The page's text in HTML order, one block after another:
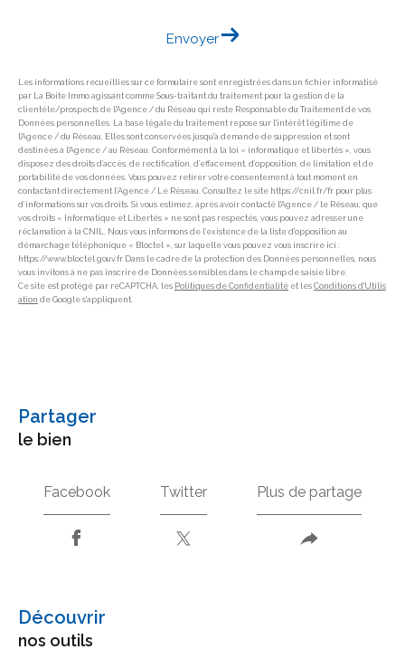
Envoyer
Les informations recueillies sur ce formulaire sont enregistrées dans un fichier informatisé
par La Boite Immo agissant comme Sous-traitant du traitement pour la gestion de la
clientèle/prospects de l'Agence / du Réseau qui reste Responsable du Traitement de vos
Données personnelles. La base légale du traitement repose sur l'intérêt légitime de
l'Agence / du Réseau. Elles sont conservées jusqu'à demande de suppression et sont
destinées à l'Agence / au Réseau. Conformément à la loi « informatique et libertés », vous
disposez des droits d’accès, de rectification, d’effacement, d’opposition, de limitation et de
portabilité de vos données. Vous pouvez retirer votre consentement à tout moment en
contactant directement l’Agence / Le Réseau. Consultez le site https://cnil.fr/fr pour plus
d’informations sur vos droits. Si vous estimez, après avoir contacté l'Agence / le Réseau, que
vos droits « Informatique et Libertés » ne sont pas respectés, vous pouvez adresser une
réclamation à la CNIL. Nous vous informons de l’existence de la liste d'opposition au
démarchage téléphonique « Bloctel », sur laquelle vous pouvez vous inscrire ici :
https://www.bloctel.gouv.fr Dans le cadre de la protection des Données personnelles, nous
vous invitons à ne pas inscrire de Données sensibles dans le champ de saisie libre.
Ce site est protégé par reCAPTCHA, les Politiques de Confidentialité et les Conditions d'Utilis
ation de Google s'appliquent.
partager
le bien
Facebook Twitter Plus de partage
découvrir
nos outils